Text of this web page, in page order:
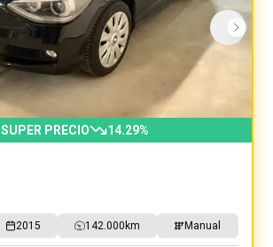
SUPER PRECIO 14.29%
2015 142.000 km Manual